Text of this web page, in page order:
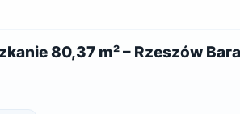
80,37 m² – Rzeszów